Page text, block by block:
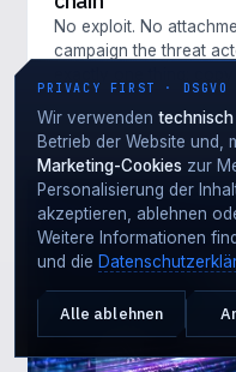
No exploit. No
campaign the threat
guide and paste it i…
ARTIKEL LESEN →
PRIVACY FIRST · DSGVO
Wir verwenden
Betrieb der Website und,
Marketing-Cookies zur
Personalisierung der
akzeptieren, ablehnen
Weitere Informationen
und die
Alle ablehnen